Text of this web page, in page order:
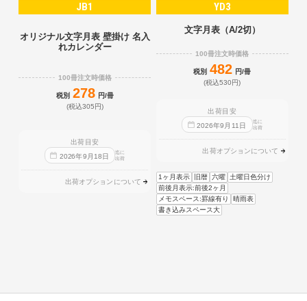
JB1
オリジナル文字月表 壁掛け 名入
れカレンダー
100冊注文時価格
税別 278 円/冊
(税込305円)
出荷目安
2026年9 月 18 日
迄に
出荷
出荷オプションについて
YD3
文字月表（A/2切）
100冊注文時価格
税別 482 円/冊
(税込530円)
出荷目安
2026年9 月 11 日
迄に
出荷
出荷オプションについて
1ヶ月表示 旧暦 六曜 土曜日色分け
前後月表示:前後2ヶ月
メモスペース:罫線有り
晴雨表
書き込みスペース大